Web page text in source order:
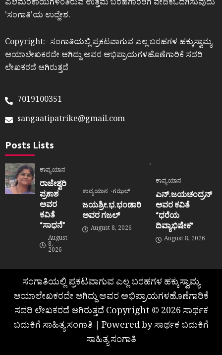
ಎಲೆಮರೆಕಾಯಿಗಳಂತಿರುವ ಉತ್ತಮ ಬರಹಗಾರರಿಗೆ ವೇದಿಕೆಒದಗಿಸುವುದು
ʼಸಂಗಾತಿʼಯ ಉದ್ದೇಶ.
Copyright:- ಸಂಗಾತಿಯಲ್ಲಿ ಪ್ರಕಟವಾಗುವ ಎಲ್ಲ ಬರಹಗಳ ಹಕ್ಕುಸ್ವಾಮ್ಯ
ಆಯಾಲೇಖಕರದೇ ಆಗಿದ್ದು ಅವರ ಅಭಿಪ್ರಾಯಗಳಹೊಣೆಗಾರಿಕೆ ಸದರಿ
ಲೇಖಕರದೆ ಆಗಿರುತ್ತದೆ
7019100351
sangaatipatrike@gmail.com
Posts Lists
ಕಾವ್ಯಯಾನ
ರಾಜೇಶ್ವರಿ
ಪ್ರಕಾಶ
ಅವರ
ಕವಿತೆ
“ಸಾಧನೆ”
August
8,
2026
ಕಾವ್ಯಯಾನ ಗಝಲ್
ಜಯಶ್ರೀ.ಭ.ಭಂಡಾರಿ
ಅವರ ಗಜಲ್
August 8, 2026
ಕಾವ್ಯಯಾನ
ಎನ್.ಜಯಚಂದ್ರನ್
ಅವರ ಕವಿತೆ
“ಧರೆಯ
ದಿವ್ಯಾಭಿಷೇಕ”
August 8, 2026
ಸಂಗಾತಿಯಲ್ಲಿ ಪ್ರಕಟವಾಗುವ ಎಲ್ಲ ಬರಹಗಳ ಹಕ್ಕುಸ್ವಾಮ್ಯ
ಆಯಾಲೇಖಕರದೇ ಆಗಿದ್ದು ಅವರ ಅಭಿಪ್ರಾಯಗಳಹೊಣೆಗಾರಿಕೆ
ಸದರಿ ಲೇಖಕರದೆ ಆಗಿರುತ್ತದೆ Copyright © 2026 ಸಾರ್ಥಕ
ಬದುಕಿಗೆ ಸಾಹಿತ್ಯ ಸಂಗಾತಿ | Powered by ಸಾರ್ಥಕ ಬದುಕಿಗೆ
ಸಾಹಿತ್ಯ ಸಂಗಾತಿ